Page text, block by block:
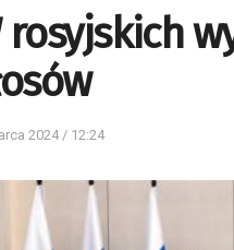
rosyjskich
2024 / 12:24